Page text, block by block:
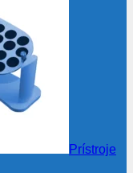
Prístroje